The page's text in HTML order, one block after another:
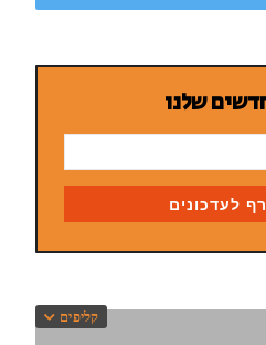
קליפים